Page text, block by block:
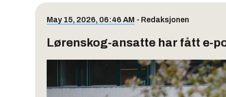
May 15, 2026, 06:46 AM - Redaksjonen
Lørenskog-ansatte har fått e-